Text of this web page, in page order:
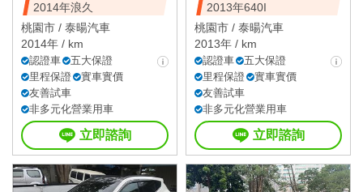
2014年浪久
桃園市 / 泰暘汽車
2014年 / km
認證車
五大保證
里程保證
實車實價
友善試車
非多元化營業用車
立即諮詢
2013年640I
桃園市 / 泰暘汽車
2013年 / km
認證車
五大保證
里程保證
實車實價
友善試車
非多元化營業用車
立即諮詢